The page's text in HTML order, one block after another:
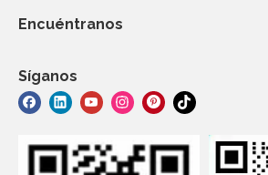
Encuéntranos
Síganos